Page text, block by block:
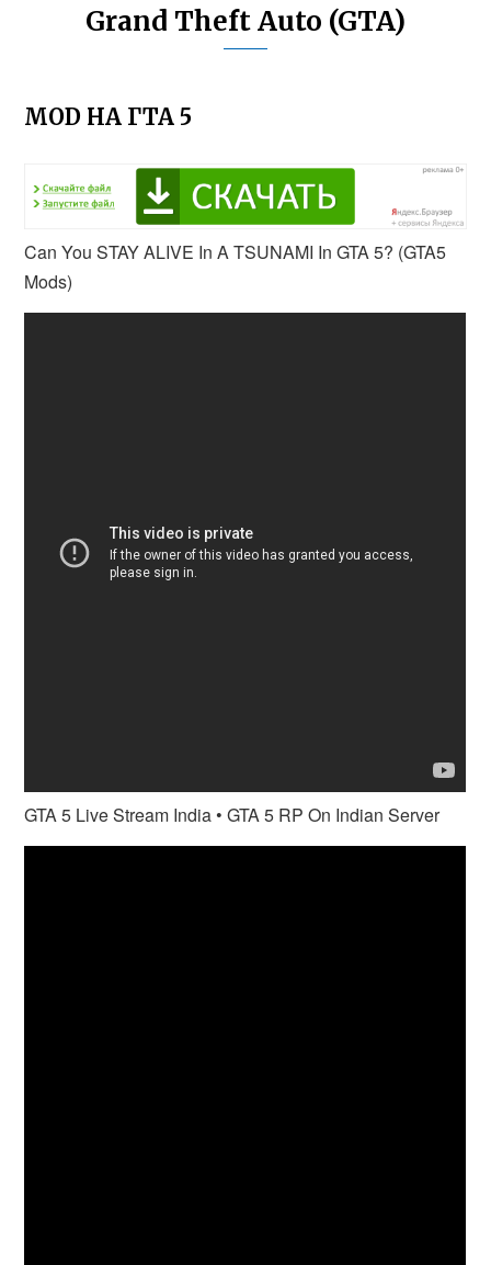
Grand Theft Auto (GTA)
MOD НА ГТА 5
Can You STAY ALIVE In A TSUNAMI In GTA 5? (GTA5
Mods)
GTA 5 Live Stream India • GTA 5 RP On Indian Server